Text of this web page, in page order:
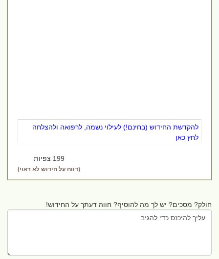
להקדשת החידוש (בחינם!) לעילוי נשמה, לרפואה ולהצלחה
לחץ כאן
199 צפיות
(דווח על חידוש לא ראוי)
חולק? מסכים? יש לך מה להוסיף? חווה דעתך על החידוש!